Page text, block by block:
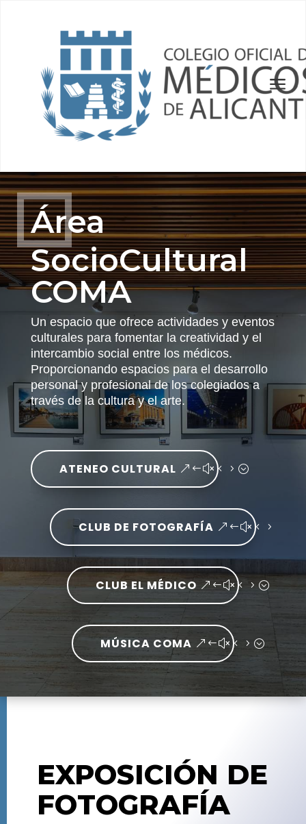
a
Área
SocioCultural
COMA
Un espacio que ofrece actividades y eventos
culturales para fomentar la creatividad y el
intercambio social entre los médicos.
Proporcionando espacios para el desarrollo
personal y profesional de los colegiados a
través de la cultura y el arte.
ATENEO CULTURAL
CLUB DE FOTOGRAFÍA
CLUB EL MÉDICO
MÚSICA COMA
EXPOSICIÓN DE
FOTOGRAFÍA